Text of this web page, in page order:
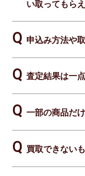
い取ってもら
申込み方法や
査定結果は一
一部の商品だ
買取できない